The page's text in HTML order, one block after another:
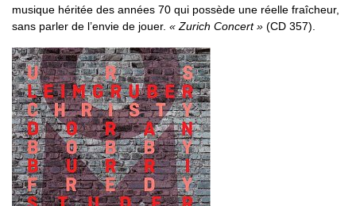
musique héritée des années 70 qui possède une réelle fraîcheur,
sans parler de l’envie de jouer. « Zurich Concert » (CD 357).